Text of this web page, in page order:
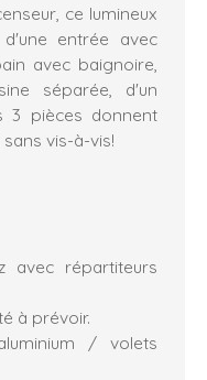
ce lumineux
entrée avec
avec baignoire,
séparée, d'un
3 pièces donnent
vis-à-vis!
avec répartiteurs
à prévoir.
/ volets